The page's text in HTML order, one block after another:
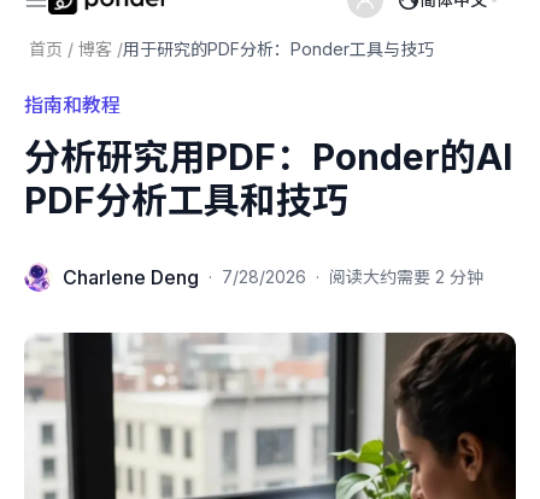
首页 / 博客 /用于研究的PDF分析：Ponder工具与技巧
指南和教程
分析研究用PDF：Ponder的AI
PDF分析工具和技巧
Charlene Deng · 7/28/2026 · 阅读大约需要 2 分钟